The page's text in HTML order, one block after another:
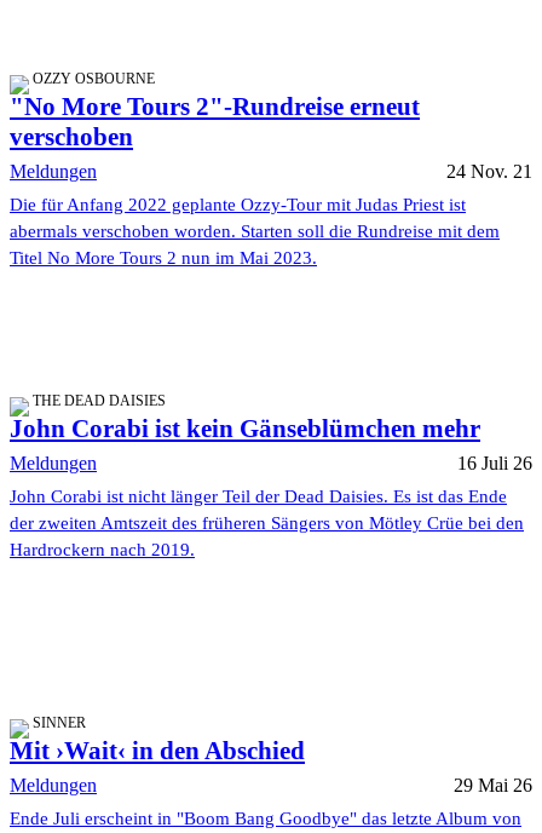
OZZY OSBOURNE
"No More Tours 2"-Rundreise erneut
verschoben
Meldungen 24 Nov. 21
Die für Anfang 2022 geplante Ozzy-Tour mit Judas Priest ist
abermals verschoben worden. Starten soll die Rundreise mit dem
Titel No More Tours 2 nun im Mai 2023.
THE DEAD DAISIES
John Corabi ist kein Gänseblümchen mehr
Meldungen 16 Juli 26
John Corabi ist nicht länger Teil der Dead Daisies. Es ist das Ende
der zweiten Amtszeit des früheren Sängers von Mötley Crüe bei den
Hardrockern nach 2019.
SINNER
Mit ›Wait‹ in den Abschied
Meldungen 29 Mai 26
Ende Juli erscheint in "Boom Bang Goodbye" das letzte Album von